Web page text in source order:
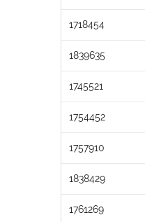
1718454
1839635
1745521
1754452
1757910
1838429
1761269